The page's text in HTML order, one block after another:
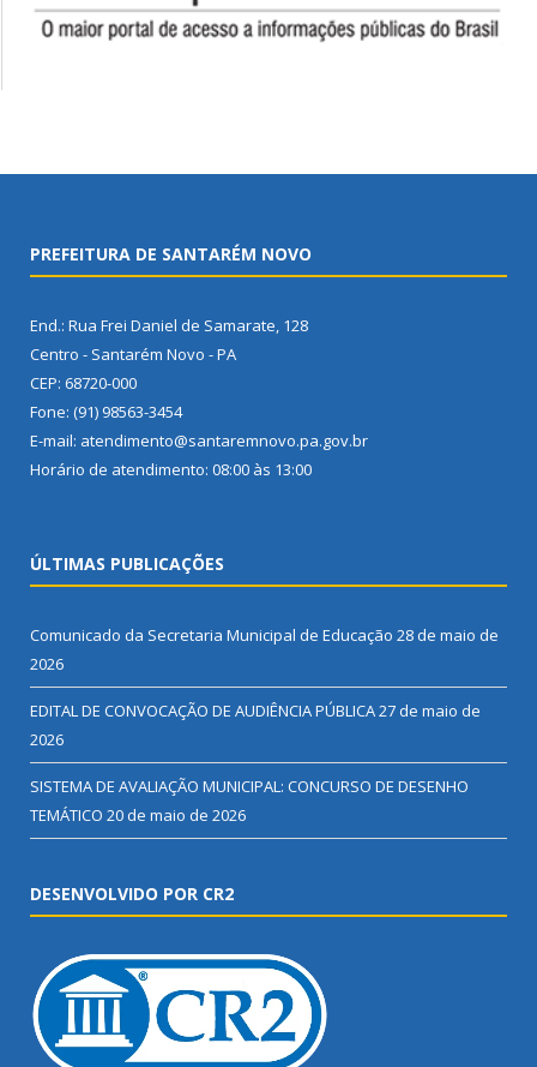
PREFEITURA DE SANTARÉM NOVO
End.: Rua Frei Daniel de Samarate, 128
Centro - Santarém Novo - PA
CEP: 68720-000
Fone: (91) 98563-3454
E-mail: atendimento@santaremnovo.pa.gov.br
Horário de atendimento: 08:00 às 13:00
ÚLTIMAS PUBLICAÇÕES
Comunicado da Secretaria Municipal de Educação 28 de maio de
2026
EDITAL DE CONVOCAÇÃO DE AUDIÊNCIA PÚBLICA27 de maio de
2026
SISTEMA DE AVALIAÇÃO MUNICIPAL: CONCURSO DE DESENHO
TEMÁTICO 20 de maio de 2026
DESENVOLVIDO POR CR2